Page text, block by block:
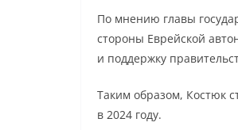
По мнению главы
стороны Еврейской
и поддержку
Таким образом, Костюк
в 2024 году.